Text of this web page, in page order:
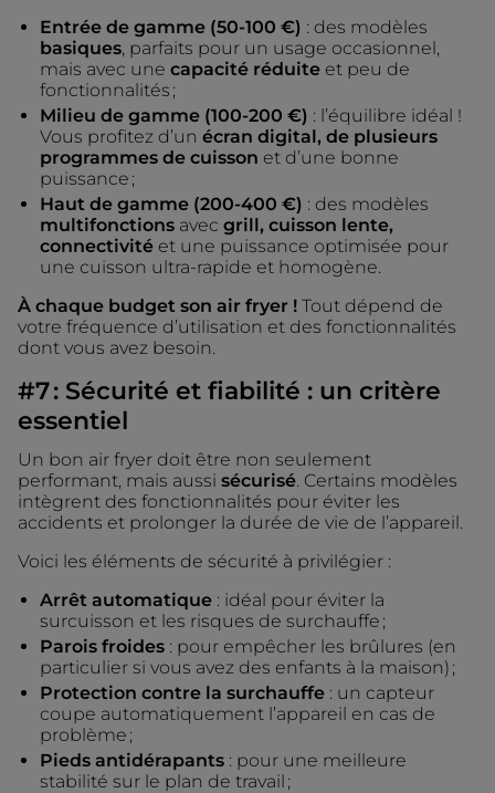
Entrée de gamme (50-100 €) : des modèles
basiques , parfaits pour un usage occasionnel,
mais avec une capacité réduite et peu de
fonctionnalités ;
Milieu de gamme (100-200 €) : l’équilibre idéal !
Vous profitez d’un écran digital, de plusieurs
programmes de cuisson et d’une bonne
puissance ;
Haut de gamme (200-400 €) : des modèles
multifonctions avec grill, cuisson lente,
connectivité et une puissance optimisée pour
une cuisson ultra-rapide et homogène.
À chaque budget son air fryer ! Tout dépend de
votre fréquence d’utilisation et des fonctionnalités
dont vous avez besoin.
#7 : Sécurité et fiabilité : un critère
essentiel
Un bon air fryer doit être non seulement
performant, mais aussi sécurisé. Certains modèles
intègrent des fonctionnalités pour éviter les
accidents et prolonger la durée de vie de l’appareil.
Voici les éléments de sécurité à privilégier :
Arrêt automatique : idéal pour éviter la
surcuisson et les risques de surchauffe ;
Parois froides : pour empêcher les brûlures (en
particulier si vous avez des enfants à la maison) ;
Protection contre la surchauffe : un capteur
coupe automatiquement l’appareil en cas de
problème ;
Pieds antidérapants : pour une meilleure
stabilité sur le plan de travail ;